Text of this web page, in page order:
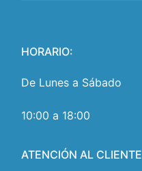
HORARIO:
De Lunes a Sábado
10:00 a 18:00
ATENCIÓN AL CLIENTE